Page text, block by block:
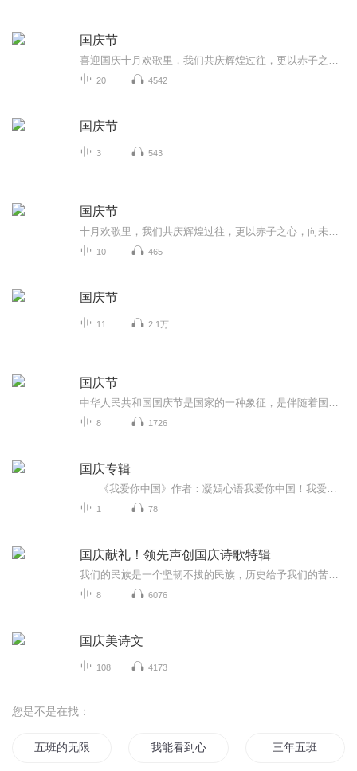
国庆节
20 4542
国庆节
3 543
国庆节
10 465
国庆节
11 2.1万
国庆节
8 1726
国庆专辑
1 78
国庆献礼！领先声创国庆诗歌特辑
8 6076
国庆美诗文
108 4173
您是不是在找：
五班的无限 我能看到心动值 三年五班